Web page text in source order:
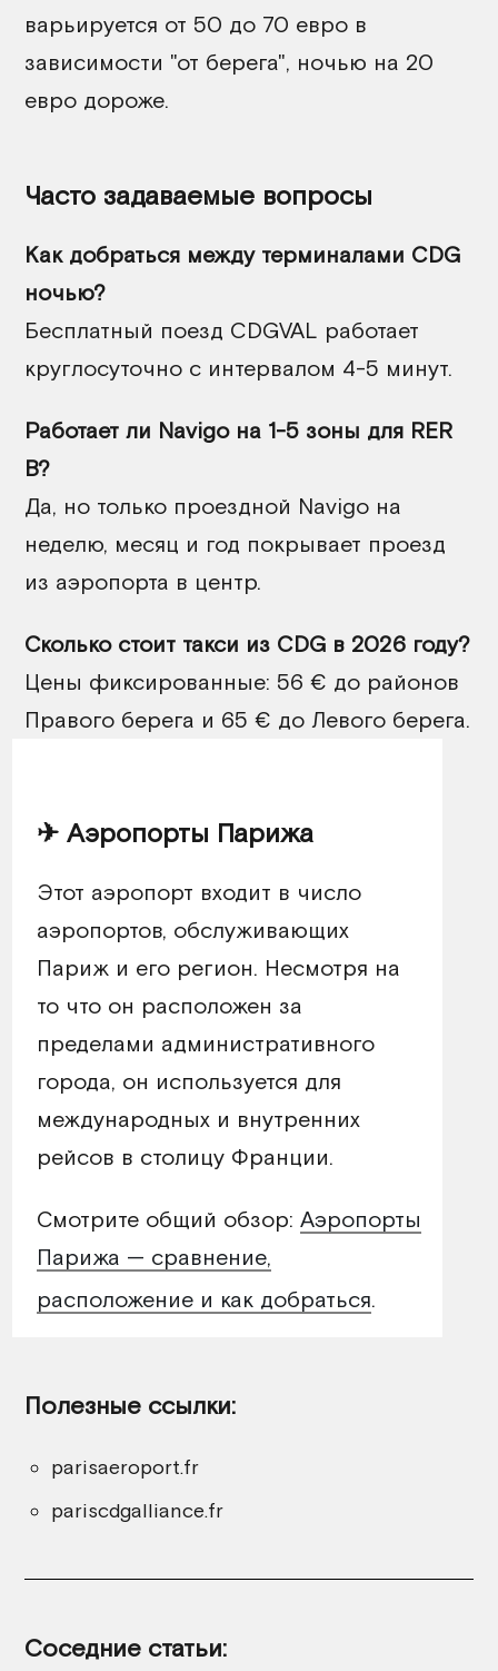
варьируется от 50 до 70 евро в
зависимости "от берега", ночью на 20
евро дороже.
Часто задаваемые вопросы
Как добраться между терминалами CDG
ночью?
Бесплатный поезд CDGVAL работает
круглосуточно с интервалом 4-5 минут.
Работает ли Navigo на 1-5 зоны для RER
B?
Да, но только проездной Navigo на
неделю, месяц и год покрывает проезд
из аэропорта в центр.
Сколько стоит такси из CDG в 2026 году?
Цены фиксированные: 56 € до районов
Правого берега и 65 € до Левого берега.
✈ Аэропорты Парижа
Этот аэропорт входит в число
аэропортов, обслуживающих
Париж и его регион. Несмотря на
то что он расположен за
пределами административного
города, он используется для
международных и внутренних
рейсов в столицу Франции.
Смотрите общий обзор: Аэропорты
Парижа — сравнение,
расположение и как добраться.
Полезные ссылки:
parisaeroport.fr
pariscdgalliance.fr
Соседние статьи: